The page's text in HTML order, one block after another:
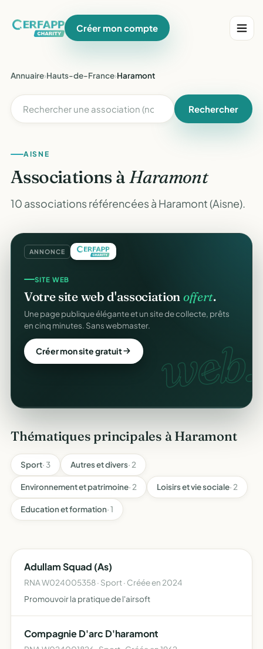
Créer mon compte
Annuaire›Hauts-de-France›Haramont
Rechercher
AISNE
Associations àHaramont
10 associations référencées à Haramont (Aisne).
ANNONCE
CRM ASSOCIATIF
UnCRM completpour vos membres.
Fiches donateurs, historique des dons, relances,
adhésions — fini les fichiers Excel.
Découvrir le CRM gratuit web.
SITE WEB
Votre site web d'associationoffert.
Une page publique élégante et un site de collecte, prêts
en cinq minutes. Sans webmaster.
Créer mon site gratuit
Thématiques principales à Haramont
Sport· 3 Autres et divers· 2
Environnement et patrimoine· 2 Loisirs et vie sociale· 2
Education et formation· 1
Adullam Squad (As)
RNA W024005358 · Sport · Créée en 2024
Promouvoir la pratique de l'airsoft
Compagnie D'arc D'haramont